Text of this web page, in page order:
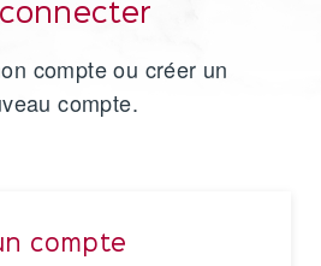
compte ou créer un
compte.
compte